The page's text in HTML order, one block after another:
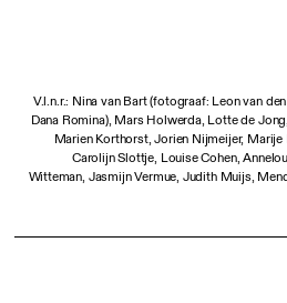
V.l.n.r.: Nina van Bart (fotograaf: Leon van
Dana Romina), Mars Holwerda, Lotte de
Marien Korthorst, Jorien Nijmeijer,
Carolijn Slottje, Louise Cohen,
Witteman, Jasmijn Vermue, Judith Muijs,